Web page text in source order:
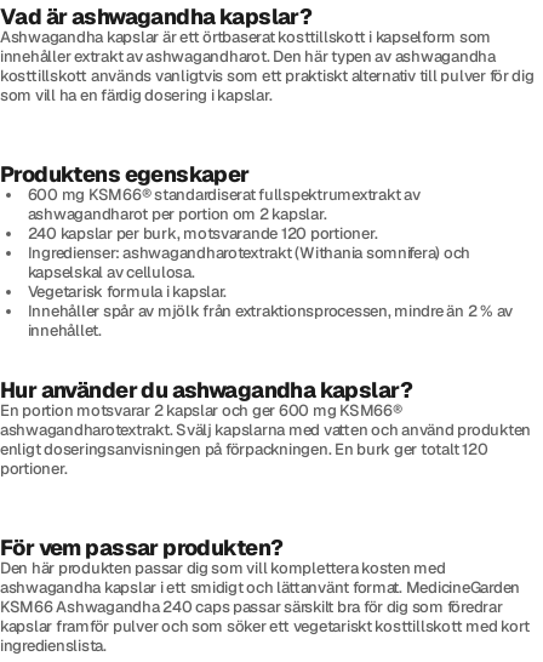
Vad är ashwagandha kapslar?
Ashwagandha kapslar är ett örtbaserat kosttillskott i kapselform som
innehåller extrakt av ashwagandharot. Den här typen av ashwagandha
kosttillskott används vanligtvis som ett praktiskt alternativ till pulver för dig
som vill ha en färdig dosering i kapslar.
Produktens egenskaper
600 mg KSM66® standardiserat fullspektrumextrakt av
ashwagandharot per portion om 2 kapslar.
240 kapslar per burk, motsvarande 120 portioner.
Ingredienser: ashwagandharotextrakt (Withania somnifera) och
kapselskal av cellulosa.
Vegetarisk formula i kapslar.
Innehåller spår av mjölk från extraktionsprocessen, mindre än 2 % av
innehållet.
Hur använder du ashwagandha kapslar?
En portion motsvarar 2 kapslar och ger 600 mg KSM66®
ashwagandharotextrakt. Svälj kapslarna med vatten och använd produkten
enligt doseringsanvisningen på förpackningen. En burk ger totalt 120
portioner.
För vem passar produkten?
Den här produkten passar dig som vill komplettera kosten med
ashwagandha kapslar i ett smidigt och lättanvänt format. MedicineGarden
KSM66 Ashwagandha 240 caps passar särskilt bra för dig som föredrar
kapslar framför pulver och som söker ett vegetariskt kosttillskott med kort
ingredienslista.